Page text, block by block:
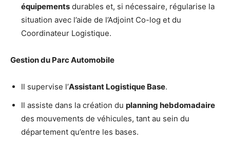
équipements durables et, si nécessaire, régularise la
situation avec l’aide de l’Adjoint Co-log et du
Coordinateur Logistique.
Gestion du Parc Automobile
Il supervise l’Assistant Logistique Base.
Il assiste dans la création du planning hebdomadaire
des mouvements de véhicules, tant au sein du
département qu’entre les bases.